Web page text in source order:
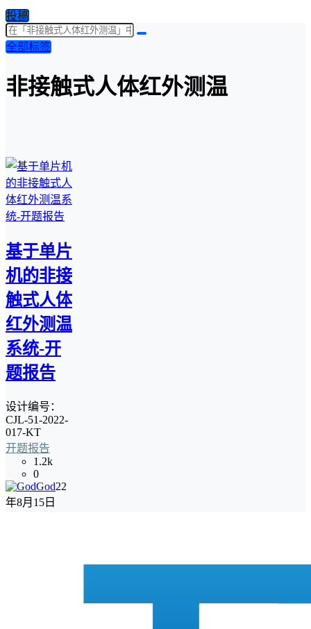
投稿
全部标签
非接触式人体红外测温
基于单片
机的非接
触式人体
红外测温
系统-开
题报告
设计编号：
CJL-51-2022-
017-KT
开题报告
1.2k
0
God22
年8月15日